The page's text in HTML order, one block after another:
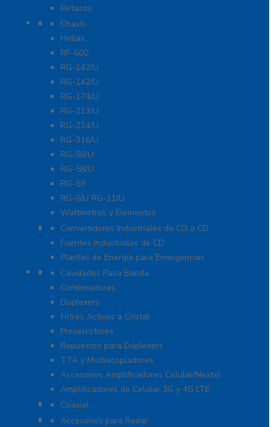
Retazos
Conectores
Chasís
Heliax
RF-600
RG-142/U
RG-142/U
RG-174/U
RG-213/U
RG-214/U
RG-316/U
RG-58/U
RG-58/U
RG-59
RG-6/U RG-11/U
Wattmetros y Elementos
Energía
Convertidores Industriales de CD a CD
Fuentes Industriales de CD
Plantas de Energía para Emergencias
Filtros y Sistemas en RF
Cavidades Pasa Banda
Combinadores
Duplexers
Filtros Activos a Cristal
Preselectores
Repuestos para Duplexers
TTA y Multiacopladores
Accesorios Amplificadores Celular/Nextel
Amplificadores de Celular 3G y 4G LTE
Protección Contra Descarga
Coaxial
Soluciones Marinas
Accesorios para Radar